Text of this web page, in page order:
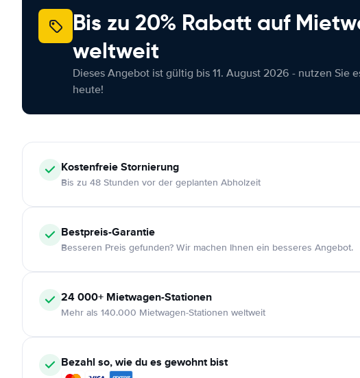
Bis zu 20% Rabatt auf
weltweit
Dieses Angebot ist gültig bis 11. August 2026 - nutzen Sie
heute!
KostenfreieStornierung
Bis zu 48 Stunden vor der geplanten Abholzeit
Bestpreis-Garantie
Besseren Preis gefunden? Wir machen Ihnen ein besseres Angebot.
24 000+ Mietwagen-Stationen
Mehr als 140.000 Mietwagen-Stationen weltweit
Bezahl so, wie du es gewohnt bist